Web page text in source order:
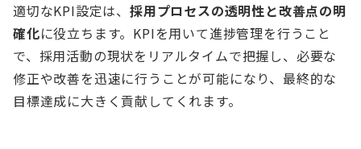
適切なKPI設定は、 採用プロセスの透明性と改善点の明
確化に役立ちます。KPIを用いて進捗管理を行うこと
で、採用活動の現状をリアルタイムで把握し、必要な
修正や改善を迅速に行うことが可能になり、最終的な
目標達成に大きく貢献してくれます。